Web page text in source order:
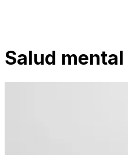
Salud mental